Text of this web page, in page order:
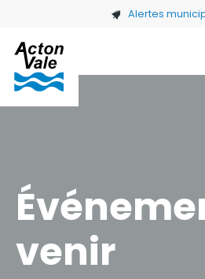
Skip to main content Alertes
venir